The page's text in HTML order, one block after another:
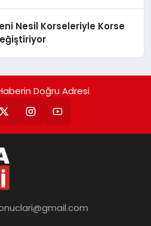
Nesil Korseleriyle Korse
Doğru Adresi